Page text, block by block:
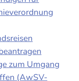
zum Umgang
(AwSV-